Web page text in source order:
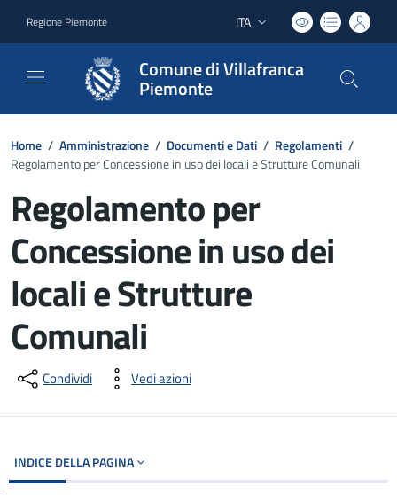
Regione Piemonte Lingua attiva:
ITA
Comune di Villafranca
Piemonte
Home / Amministrazione / Documenti e Dati / Regolamenti /
Regolamento per Concessione in uso dei locali e Strutture Comunali
Regolamento per
Concessione in uso dei
locali e Strutture
Comunali
Dettagli del documento
Condividi Vedi azioni
INDICE DELLA PAGINA